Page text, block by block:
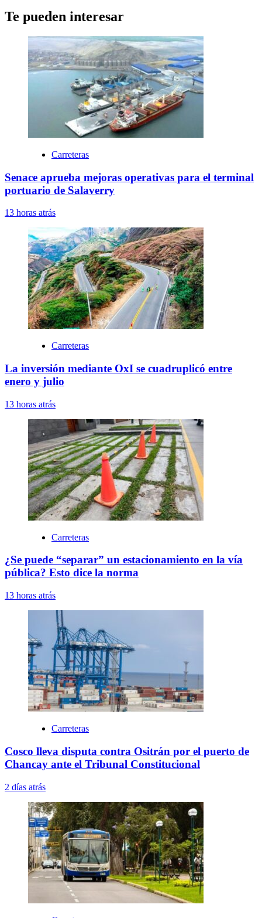
Te pueden interesar
Carreteras
Senace aprueba mejoras operativas para el terminal
portuario de Salaverry
13 horas atrás
Carreteras
La inversión mediante OxI se cuadruplicó entre
enero y julio
13 horas atrás
Carreteras
¿Se puede “separar” un estacionamiento en la vía
pública? Esto dice la norma
13 horas atrás
Carreteras
Cosco lleva disputa contra Ositrán por el puerto de
Chancay ante el Tribunal Constitucional
2 días atrás